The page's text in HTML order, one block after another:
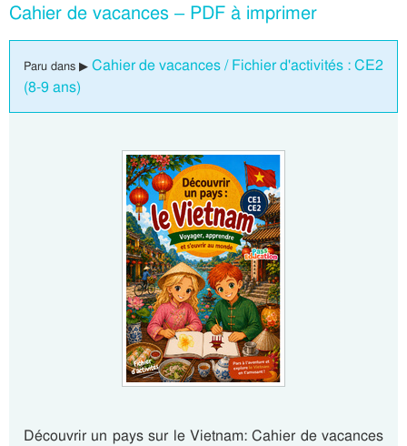
Cahier de vacances – PDF à imprimer
Paru dans ▶ Cahier de vacances / Fichier d'activités : CE2
(8-9 ans)
Découvrir un pays sur le Vietnam: Cahier de vacances